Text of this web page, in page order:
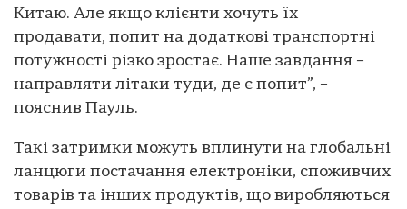
Китаю. Але якщо клієнти хочуть їх
продавати, попит на додаткові транспортні
потужності різко зростає. Наше завдання –
направляти літаки туди, де є попит”, –
пояснив Пауль.
Такі затримки можуть вплинути на глобальні
ланцюги постачання електроніки, споживчих
товарів та інших продуктів, що виробляються